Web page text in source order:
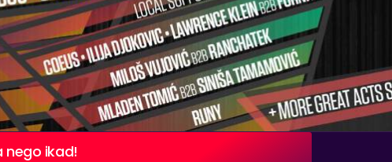
nego ikad!